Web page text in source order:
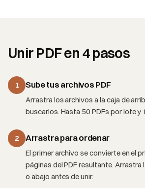
Unir PDF en 4 pasos
1 Sube tus archivos PDF
Arrastra los archivos a la caja de
buscarlos. Hasta 50 PDFs por lote y
2 Arrastra para ordenar
El primer archivo se convierte en el
páginas del PDF resultante. Arrastra
o abajo antes de unir.